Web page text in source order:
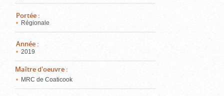
Portée :
Régionale
Année :
2019
Maître d'oeuvre :
MRC de Coaticook